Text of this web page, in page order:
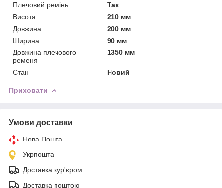
Плечовий ремінь
Так
Висота
210 мм
Довжина
200 мм
Ширина
90 мм
Довжина плечового
ременя
1350 мм
Стан Новий
Приховати
Умови доставки
Нова Пошта
Укрпошта
Доставка кур'єром
Доставка поштою